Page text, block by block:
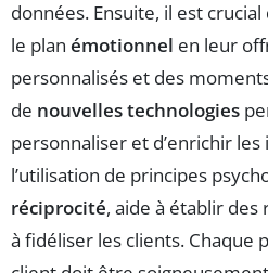
données. Ensuite, il est crucial
le plan émotionnel en leur
personnalisés et des
de nouvelles technologies
personnaliser et d’enrichir
l’utilisation de principes
réciprocité, aide à établir
à fidéliser les clients. Chaque